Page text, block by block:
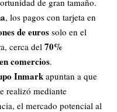
de gran tamaño.
, los pagos con tarjeta en
de eurossolo en el
cerca del 70%
comercios.
Inmarkapuntan a que
realizó mediante
el mercado potencial al